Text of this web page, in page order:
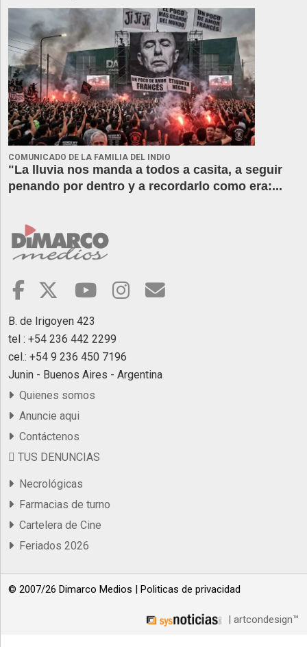
COMUNICADO DE LA FAMILIA DEL INDIO
"La lluvia nos manda a todos a casita, a seguir
penando por dentro y a recordarlo como era:...
B. de Irigoyen 423
tel : +54 236 442 2299
cel.: +54 9 236 450 7196
Junin - Buenos Aires - Argentina
Quienes somos
Anuncie aqui
Contáctenos
TUS DENUNCIAS
Necrológicas
Farmacias de turno
Cartelera de Cine
Feriados 2026
© 2007/26 Dimarco Medios | Politicas de privacidad
| artcondesign™